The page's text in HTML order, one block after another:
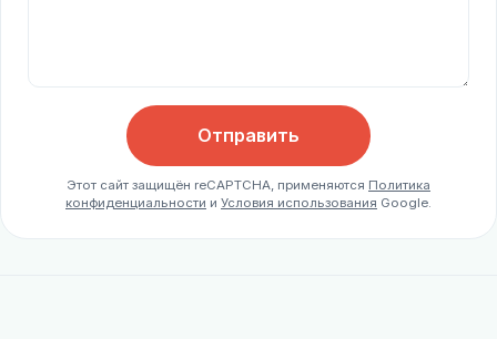
Отправить
Этот сайт защищён reCAPTCHA, применяются Политика
конфиденциальности и Условия использования Google.